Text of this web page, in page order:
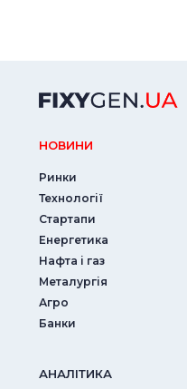
НОВИНИ
Ринки
Технології
Стартапи
Енергетика
Нафта і газ
Металургія
Агро
Банки
АНАЛIТИКА